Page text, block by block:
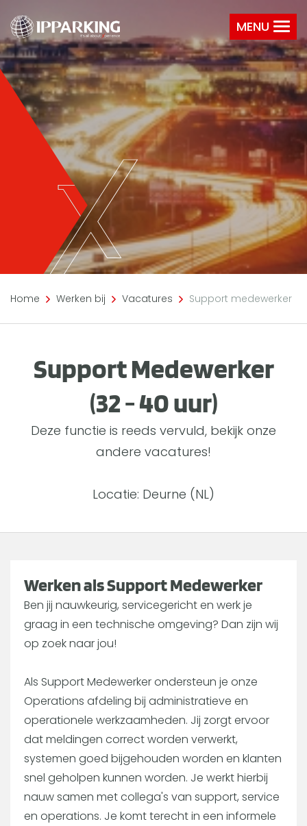
MENU
Home Werken bij Vacatures Support medewerker
Support Medewerker
(32 - 40 uur)
Deze functie is reeds vervuld, bekijk onze
andere vacatures!
Locatie: Deurne (NL)
Werken als Support Medewerker
Ben jij nauwkeurig, servicegericht en werk je
graag in een technische omgeving? Dan zijn wij
op zoek naar jou!
Als Support Medewerker ondersteun je onze
Operations afdeling bij administratieve en
operationele werkzaamheden. Jij zorgt ervoor
dat meldingen correct worden verwerkt,
systemen goed bijgehouden worden en klanten
snel geholpen kunnen worden. Je werkt hierbij
nauw samen met collega's van support, service
en operations. Je komt terecht in een informele